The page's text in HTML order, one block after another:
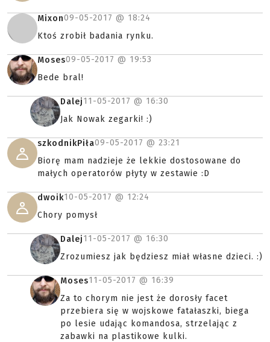
Mixon09-05-2017 @ 18:24
Ktoś zrobił badania rynku.
Moses09-05-2017 @ 19:53
Bede bral!
Dalej11-05-2017 @ 16:30
Jak Nowak zegarki! :)
szkodnikPiła09-05-2017 @ 23:21
Biorę mam nadzieje że lekkie dostosowane do
małych operatorów płyty w zestawie :D
dwoik10-05-2017 @ 12:24
Chory pomysł
Dalej11-05-2017 @ 16:30
Zrozumiesz jak będziesz miał własne dzieci. :)
Moses11-05-2017 @ 16:39
Za to chorym nie jest że dorosły facet
przebiera się w wojskowe fatałaszki, biega
po lesie udając komandosa, strzelając z
zabawki na plastikowe kulki.